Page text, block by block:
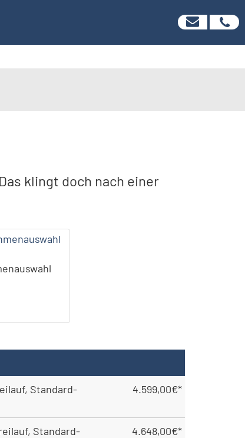
klingt doch nach einer
Standard-
4.599,00€*
Standard-
4.648,00€*